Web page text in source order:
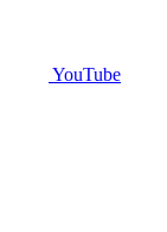
YouTube